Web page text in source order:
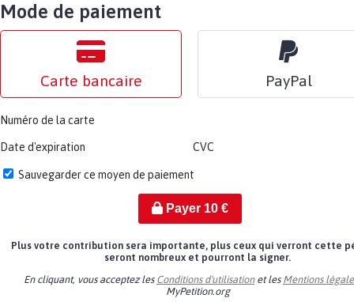
Mode de paiement
Carte bancaire PayPal
Numéro de la carte
Date d'expiration CVC
Sauvegarder ce moyen de paiement
Payer 10€
Plus votre contribution sera importante, plus ceux qui verront cette
seront nombreux et pourront la signer.
En cliquant, vous acceptez les Conditions d'utilisationet les Mentions
MyPetition.org